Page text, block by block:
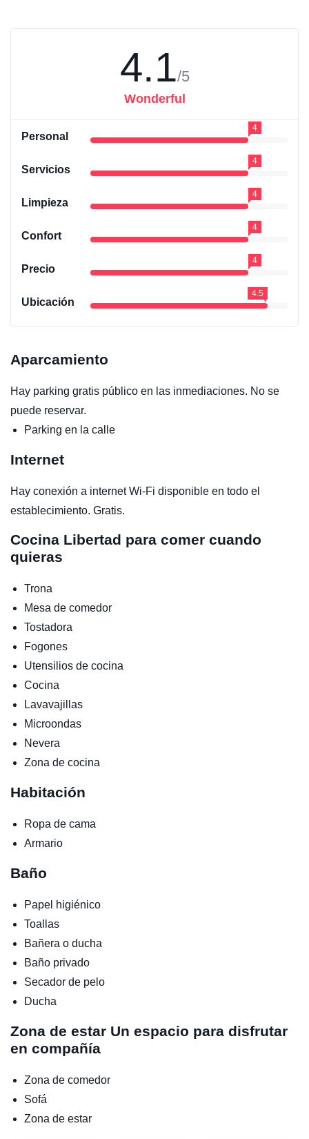
4.1/5
Wonderful
Personal
4
Servicios
4
Limpieza
4
Confort
4
Precio
4
Ubicación
4.5
Aparcamiento
Hay parking gratis público en las inmediaciones. No se
puede reservar.
Parking en la calle
Internet
Hay conexión a internet Wi-Fi disponible en todo el
establecimiento. Gratis.
Cocina Libertad para comer cuando
quieras
Trona
Mesa de comedor
Tostadora
Fogones
Utensilios de cocina
Cocina
Lavavajillas
Microondas
Nevera
Zona de cocina
Habitación
Ropa de cama
Armario
Baño
Papel higiénico
Toallas
Bañera o ducha
Baño privado
Secador de pelo
Ducha
Zona de estar Un espacio para disfrutar
en compañía
Zona de comedor
Sofá
Zona de estar